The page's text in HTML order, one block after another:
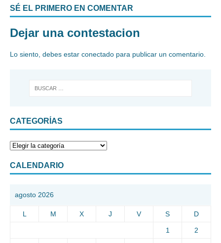
SÉ EL PRIMERO EN COMENTAR
Dejar una contestacion
Lo siento, debes estar conectado para publicar un comentario.
CATEGORÍAS
CALENDARIO
agosto 2026
L M X J V S D
1 2